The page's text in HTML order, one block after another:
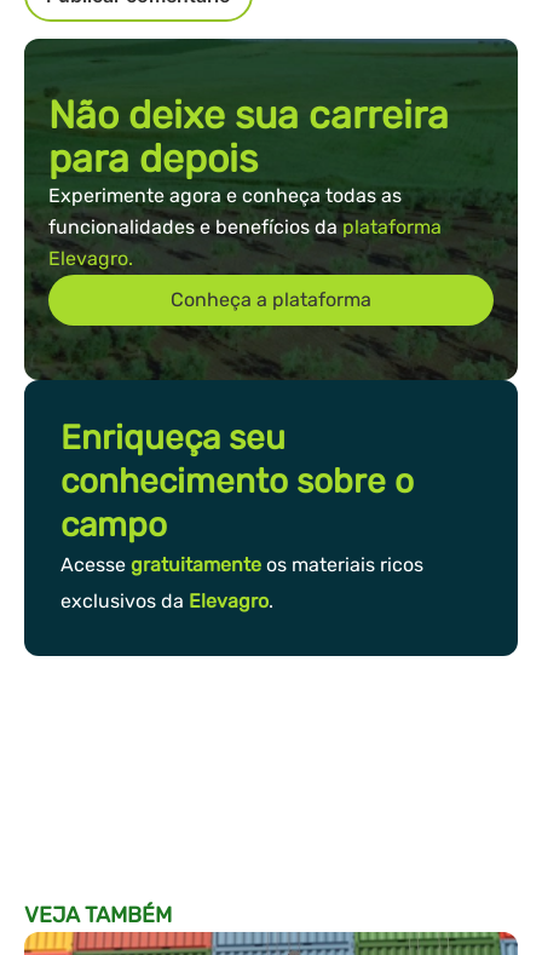
Não deixe sua carreira
para depois
Experimente agora e conheça todas as
funcionalidades e benefícios daplataforma
Elevagro.
Conheça a plataforma
Enriqueça seu
conhecimento sobre o
campo
Acesse gratuitamente os materiais ricos
exclusivos da Elevagro.
VEJA TAMBÉM